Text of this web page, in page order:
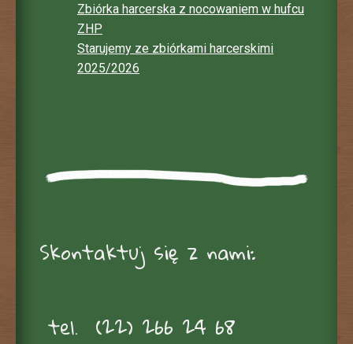
Zbiórka harcerska z nocowaniem w hufcu
ZHP
Starujemy ze zbiórkami harcerskimi
2025/2026
Skontaktuj się z nami:
tel. (22) 266 24 68